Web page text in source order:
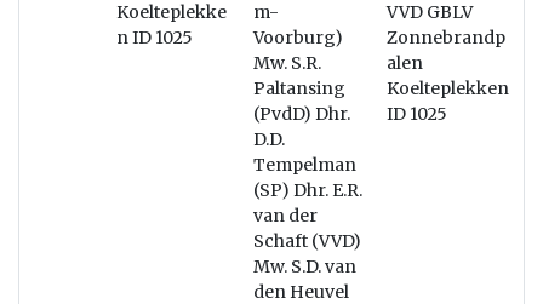
Koelteplekke
n ID 1025
m-
Voorburg)
Mw. S.R.
Paltansing
(PvdD) Dhr.
D.D.
Tempelman
(SP) Dhr. E.R.
van der
Schaft (VVD)
Mw. S.D. van
den Heuvel
VVD GBLV
Zonnebrandp
alen
Koelteplekken
ID 1025